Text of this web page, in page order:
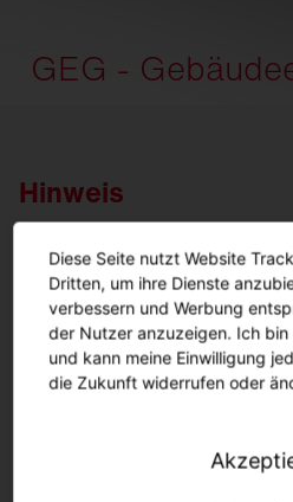
GEG -
Hinweis
Am 29.07.2026 ist das
getreten und hat das
abgelöst.
Diese Seite nutzt Website
Dritten, um ihre Dienste
verbessern und Werbung
der Nutzer anzuzeigen. Ich
und kann meine Einwilligung
die Zukunft widerrufen oder